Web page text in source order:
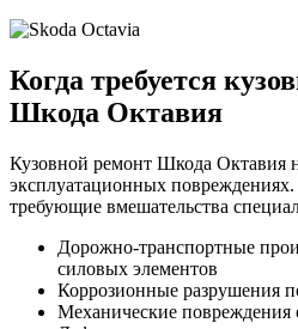
Когда требуется
Шкода Октавия
Кузовной ремонт Шкода Октавия
эксплуатационных
требующие вмешательства
Дорожно-транспортные
силовых элементов
Коррозионные разрушения
Механические повреждения